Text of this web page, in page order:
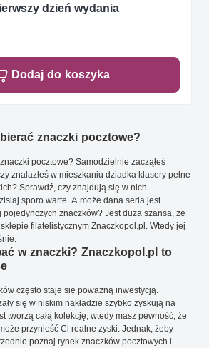
dzień wydania
Dodaj do koszyka
znaczki pocztowe?
pocztowe? Samodzielnie zacząłeś
znalazłeś w mieszkaniu dziadka klasery pełne
Sprawdź, czy znajdują się w nich
sporo warte. A może dana seria jest
pojedynczych znaczków? Jest duża szansa, że
filatelistycznym Znaczkopol.pl. Wtedy jej
w znaczki? Znaczkopol.pl to
często staje się poważną inwestycją.
się w niskim nakładzie szybko zyskują na
tworzą całą kolekcję, wtedy masz pewność, że
przynieść Ci realne zyski. Jednak, żeby
poznaj rynek znaczków pocztowych i